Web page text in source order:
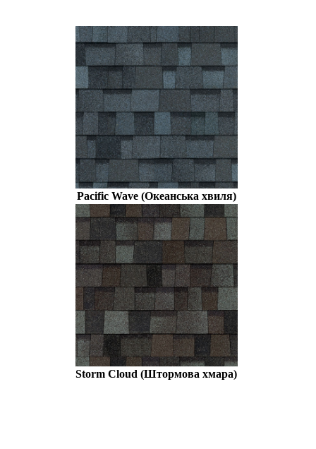
Pacific Wave (Океанська хвиля)
Storm Cloud (Штормова хмара)